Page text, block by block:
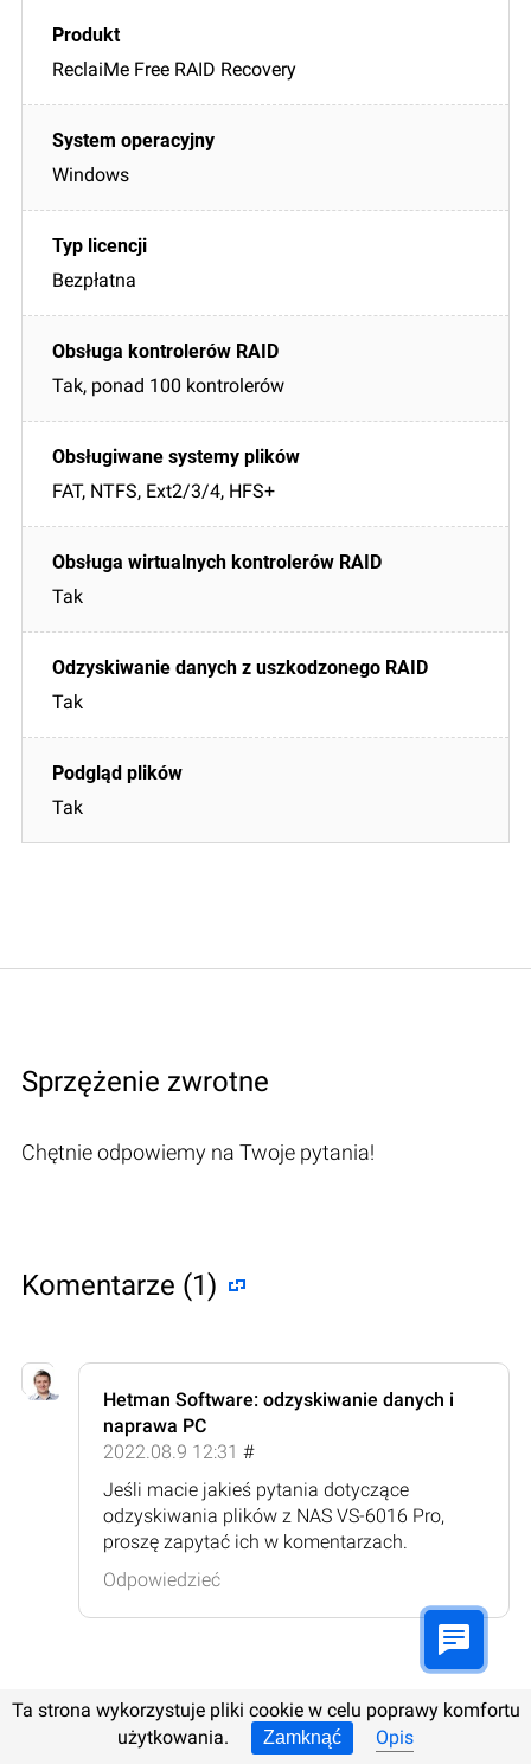
ReclaiMe Free RAID Recovery
Windows
Bezpłatna
Tak, ponad 100 kontrolerów
FAT, NTFS, Ext2/3/4, HFS+
Tak
Tak
Tak
Sprzężenie zwrotne
Chętnie odpowiemy na Twoje pytania!
Komentarze (1)
Hetman Software: odzyskiwanie danych i
naprawa PC
2022.08.9 12:31 #
Jeśli macie jakieś pytania dotyczące
odzyskiwania plików z NAS VS-6016 Pro,
proszę zapytać ich w komentarzach.
Odpowiedzieć
Zostawcie komentarz
Ta strona wykorzystuje pliki cookie w celu poprawy komfortu
użytkowania.
Zamknąć Opis